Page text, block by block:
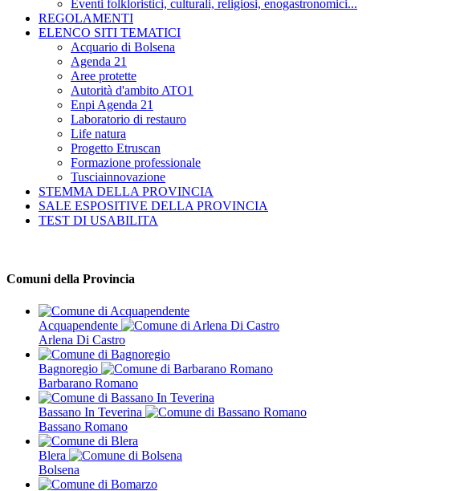
Eventi folkloristici, culturali, religiosi, enogastronomici...
REGOLAMENTI
ELENCO SITI TEMATICI
Acquario di Bolsena
Agenda 21
Aree protette
Autorità d'ambito ATO1
Enpi Agenda 21
Laboratorio di restauro
Life natura
Progetto Etruscan
Formazione professionale
Tusciainnovazione
STEMMA DELLA PROVINCIA
SALE ESPOSITIVE DELLA PROVINCIA
TEST DI USABILITA
Comuni della Provincia
Acquapendente
Arlena Di Castro
Bagnoregio
Barbarano Romano
Bassano In Teverina
Bassano Romano
Blera
Bolsena